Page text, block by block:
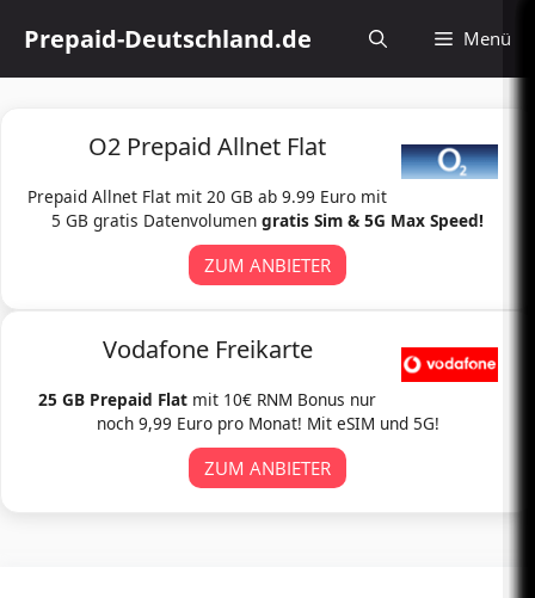
Inhalt
springen
Prepaid-Deutschland.de Menü
O2 Prepaid Allnet Flat
Prepaid Allnet Flat mit 20 GB ab 9.99 Euro mit
5 GB gratis Datenvolumen gratis Sim & 5G Max Speed!
ZUM ANBIETER
Vodafone Freikarte
25 GB Prepaid Flat mit 10€ RNM Bonus nur
noch 9,99 Euro pro Monat! Mit eSIM und 5G!
ZUM ANBIETER